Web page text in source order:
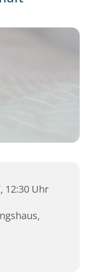
12:30 Uhr